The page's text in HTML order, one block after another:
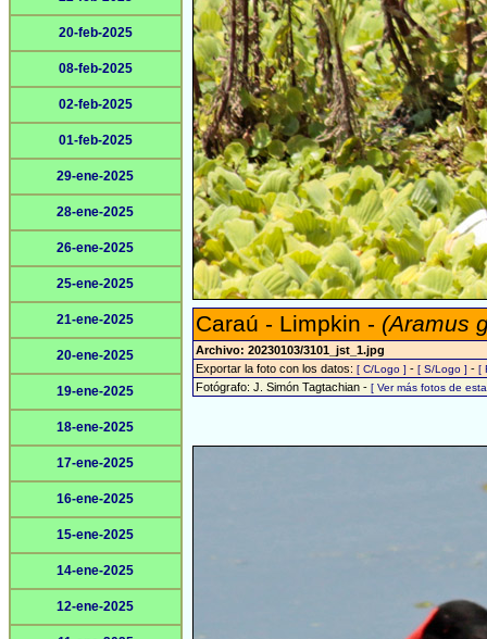
20-feb-2025
08-feb-2025
02-feb-2025
01-feb-2025
29-ene-2025
28-ene-2025
26-ene-2025
25-ene-2025
21-ene-2025
20-ene-2025
19-ene-2025
18-ene-2025
17-ene-2025
16-ene-2025
15-ene-2025
14-ene-2025
12-ene-2025
Caraú - Limpkin - (Aramus
Archivo: 20230103/3101_jst_1.jpg
Exportar la foto con los datos: [ C/Logo ] - [ S/Logo ] - [
Fotógrafo: J. Simón Tagtachian - [ Ver más fotos de